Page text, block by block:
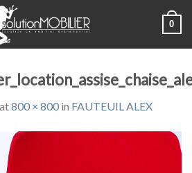
0
at800 × 800 in FAUTEUIL ALEX